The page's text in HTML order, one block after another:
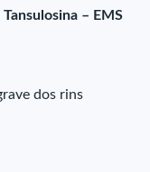
– EMS
dos rins